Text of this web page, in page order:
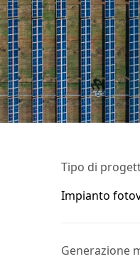
Tipo di
Impianto
Generazione